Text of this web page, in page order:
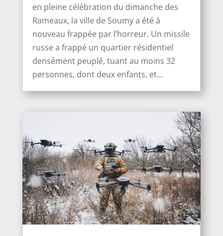
en pleine célébration du dimanche des
Rameaux, la ville de Soumy a été à
nouveau frappée par l’horreur. Un missile
russe a frappé un quartier résidentiel
densément peuplé, tuant au moins 32
personnes, dont deux enfants, et...